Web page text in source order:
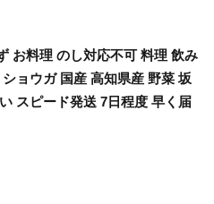
お料理 のし対応不可 料理 飲み
ョウガ 国産 高知県産 野菜 坂
スピード発送 7日程度 早く届